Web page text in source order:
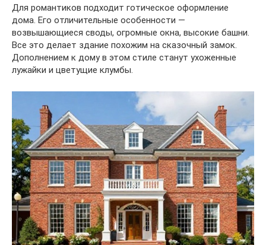
Для романтиков подходит готическое оформление
дома. Его отличительные особенности —
возвышающиеся своды, огромные окна, высокие башни.
Все это делает здание похожим на сказочный замок.
Дополнением к дому в этом стиле станут ухоженные
лужайки и цветущие клумбы.